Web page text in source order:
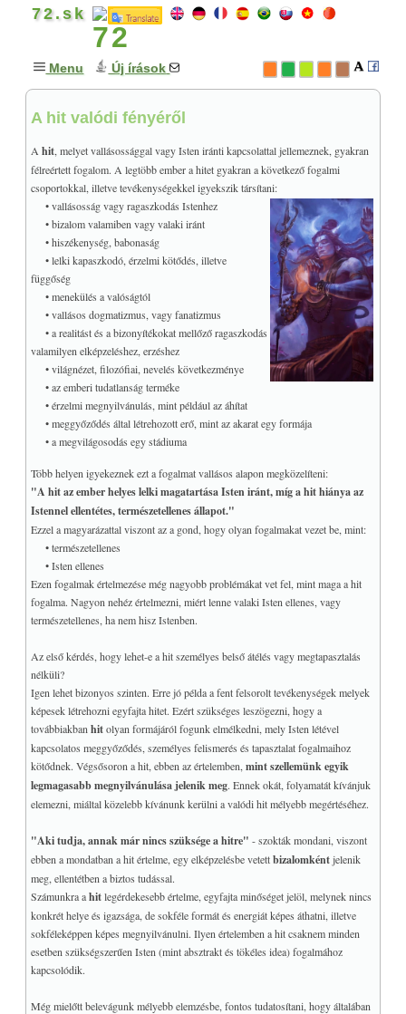
72.sk
Menu Új írások
GONDOLATOK+
Nyílt levél - Izrael szerepe
Ne gyilkolj parancsolat
♥ A boldogság forrása
A keresztény értékrend
♥Mi van a halál után?
Szeretetünk és Isten
Az ima erejéről (a Miatyánk)
♥ A bibliai teremtés
Az angyalok szabadsága
Földönkívüli civilizációk
♥ A Korán ihletettsége?
Góg és Magóg ellentéte
Az inspiráció
♥ Gödel: Isten bizonyítása
Korunk és a Biblia
♥ A Jelenések hét csillaga
Bardon jövendölései
A Biblia csodája
♥
♥Az Énekek éneke titkai
♥A tanulás algoritmusa
A szombat és a hallgatás
♥Az univerzális vallás
Miért esik szét?
Az immanens szentség
A következetlenség
MISZTIKA & MÁGIA+
TAROT+
LINKEK, Download+
I-CHING+
TUDATOSSÁG, IQ/EQ+
COVID+
MY WEB GO
A hit valódi fényéről
Ahit , melyet vallásossággal vagy Isten iránti kapcsolattal jellemeznek, gyakran
félreértett fogalom. A legtöbb ember a hitet gyakran a következő fogalmi
csoportokkal, illetve tevékenységekkel igyekszik társítani:
• vallásosság vagy ragaszkodás Istenhez
• bizalom valamiben vagy valaki iránt
• hiszékenység, babonaság
• lelki kapaszkodó, érzelmi kötődés, illetve
függőség
• menekülés a valóságtól
• vallásos dogmatizmus, vagy fanatizmus
• a realitást és a bizonyítékokat mellőző ragaszkodás
valamilyen elképzeléshez, erzéshez
• világnézet, filozófiai, nevelés következménye
• az emberi tudatlanság terméke
• érzelmi megnyilvánulás, mint például az áhítat
• meggyőződés által létrehozott erő, mint az akarat egy formája
• a megvilágosodás egy stádiuma
Több helyen igyekeznek ezt a fogalmat vallásos alapon megközelíteni:
"A hit az ember helyes lelki magatartása Isten iránt, míg a hit hiánya az
Istennel ellentétes, természetellenes állapot."
Ezzel a magyarázattal viszont az a gond, hogy olyan fogalmakat vezet be, mint:
• természetellenes
• Isten ellenes
Ezen fogalmak értelmezése még nagyobb problémákat vet fel, mint maga a hit
fogalma. Nagyon nehéz értelmezni, miért lenne valaki Isten ellenes, vagy
természetellenes, ha nem hisz Istenben.
Az első kérdés, hogy lehet-e a hit személyes belső átélés vagy megtapasztalás
nélküli?
Igen lehet bizonyos szinten. Erre jó példa a fent felsorolt tevékenységek melyek
képesek létrehozni egyfajta hitet. Ezért szükséges leszögezni, hogy a
továbbiakbanhitolyan formájáról fogunk elmélkedni, mely Isten létével
kapcsolatos meggyőződés, személyes felismerés és tapasztalat fogalmaihoz
kötődnek. Végsősoron a hit, ebben az értelemben,mint szellemünk egyik
legmagasabb megnyilvánulása jelenik meg. Ennek okát, folyamatát kívánjuk
elemezni, miáltal közelebb kívánunk kerülni a valódi hit mélyebb megértéséhez.
"Aki tudja, annak már nincs szüksége a hitre" - szokták mondani, viszont
ebben a mondatban a hit értelme, egy elképzelésbe vetettbizalomkéntjelenik
meg, ellentétben a biztos tudással.
Számunkra ahitlegérdekesebb értelme, egyfajta minőséget jelöl, melynek nincs
konkrét helye és igazsága, de sokféle formát és energiát képes áthatni, illetve
sokféleképpen képes megnyilvánulni. Ilyen értelemben a hit csaknem minden
esetben szükségszerűen Isten (mint absztrakt és tökéles idea) fogalmához
kapcsolódik.
Még mielőtt belevágunk mélyebb elemzésbe, fontos tudatosítani, hogy általában